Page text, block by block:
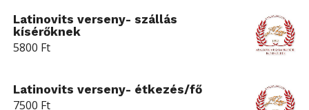
Latinovits verseny- szállás
kísérőknek
5800 Ft
Latinovits verseny- étkezés/fő
7500 Ft